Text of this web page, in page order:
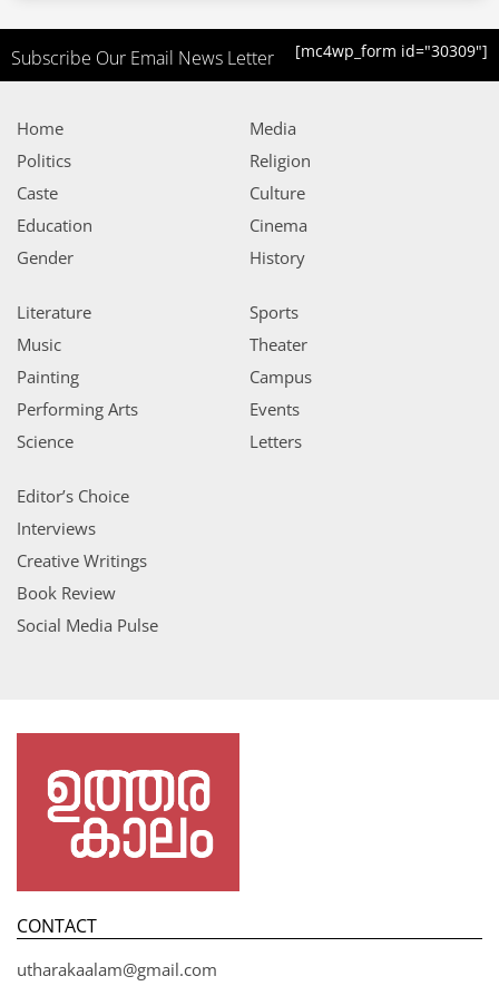
Subscribe Our Email News Letter [mc4wp_form id="30309"]
Home
Politics
Caste
Education
Gender
Media
Religion
Culture
Cinema
History
Literature
Music
Painting
Performing Arts
Science
Sports
Theater
Campus
Events
Letters
Editor’s Choice
Interviews
Creative Writings
Book Review
Social Media Pulse
CONTACT
utharakaalam@gmail.com